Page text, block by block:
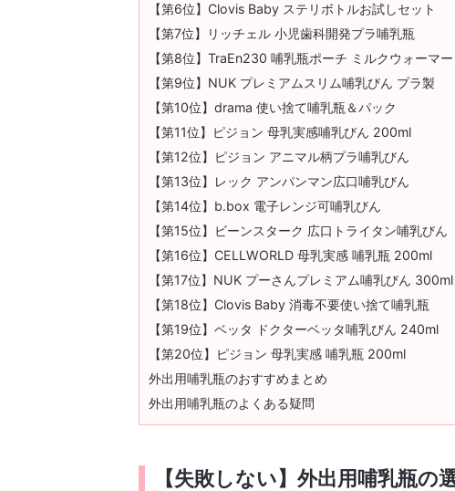
【第6位】Clovis Baby ステリボトルお試しセット
【第7位】リッチェル 小児歯科開発プラ哺乳瓶
【第8位】TraEn230 哺乳瓶ポーチ ミルクウォーマー
【第9位】NUK プレミアムスリム哺乳びん プラ製
【第10位】drama 使い捨て哺乳瓶＆パック
【第11位】ピジョン 母乳実感哺乳びん 200ml
【第12位】ピジョン アニマル柄プラ哺乳びん
【第13位】レック アンパンマン広口哺乳びん
【第14位】b.box 電子レンジ可哺乳びん
【第15位】ビーンスターク 広口トライタン哺乳びん
【第16位】CELLWORLD 母乳実感 哺乳瓶 200ml
【第17位】NUK プーさんプレミアム哺乳びん 300ml
【第18位】Clovis Baby 消毒不要使い捨て哺乳瓶
【第19位】ベッタ ドクターベッタ哺乳びん 240ml
【第20位】ピジョン 母乳実感 哺乳瓶 200ml
外出用哺乳瓶のおすすめまとめ
外出用哺乳瓶のよくある疑問
【失敗しない】外出用哺乳瓶の